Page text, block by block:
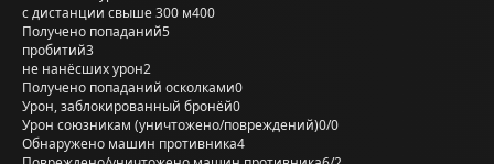
с дистанции свыше 300 м400
Получено попаданий5
пробитий3
не нанёсших урон2
Получено попаданий осколками0
Урон, заблокированный бронёй0
Урон союзникам (уничтожено/повреждений)0/0
Обнаружено машин противника4